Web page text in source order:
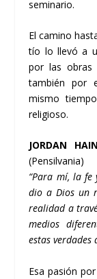
seminario.
El camino
tío lo llevó a
por las obras
también por
mismo
religioso.
JORDAN
(Pensilvania)
“Para mí, la fe
dio a Dios un
realidad a
medios
estas verdades
Esa pasión